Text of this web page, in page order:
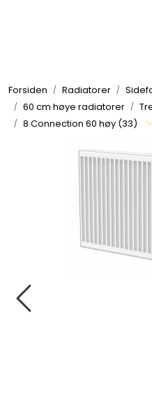
Forsiden Radiatorer
60 cm høye radiatorer
8 Connection 60 høy (33)
Gulvvarme og
Messing